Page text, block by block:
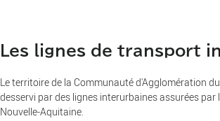
Les lignes de transport
Le territoire de la Communauté d'Agglomération
desservi par des lignes interurbaines assurées par
Nouvelle-Aquitaine.